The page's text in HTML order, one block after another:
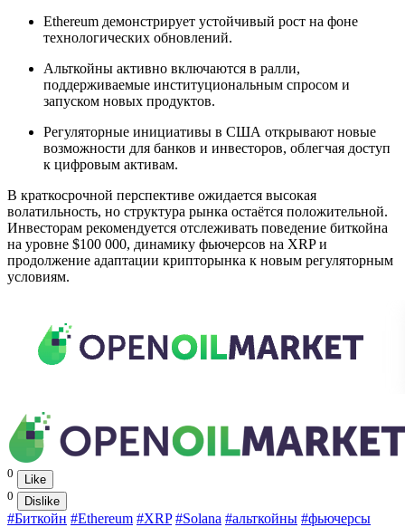
Ethereum демонстрирует устойчивый рост на фоне
технологических обновлений.
Альткойны активно включаются в ралли,
поддерживаемые институциональным спросом и
запуском новых продуктов.
Регуляторные инициативы в США открывают новые
возможности для банков и инвесторов, облегчая доступ
к цифровым активам.
В краткосрочной перспективе ожидается высокая
волатильность, но структура рынка остаётся положительной.
Инвесторам рекомендуется отслеживать поведение биткойна
на уровне $100 000, динамику фьючерсов на XRP и
продолжение адаптации крипторынка к новым регуляторным
условиям.
0
Like
0
Dislike
#Биткойн #Ethereum #XRP #Solana #альткойны #фьючерсы